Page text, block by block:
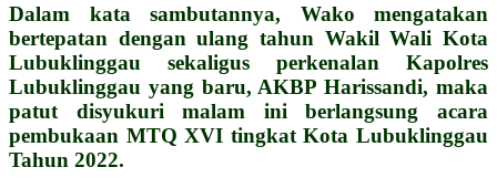
Dalam kata sambutannya, Wako mengatakan
bertepatan dengan ulang tahun Wakil Wali Kota
Lubuklinggau sekaligus perkenalan Kapolres
Lubuklinggau yang baru, AKBP Harissandi, maka
patut disyukuri malam ini berlangsung acara
pembukaan MTQ XVI tingkat Kota Lubuklinggau
Tahun 2022.